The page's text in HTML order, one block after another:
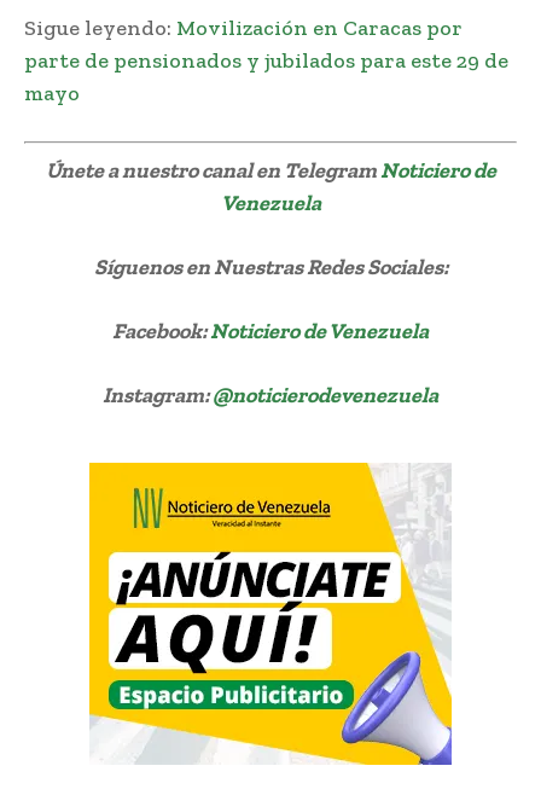
Sigue leyendo: Movilización en Caracas por
parte de pensionados y jubilados para este 29 de
mayo
Únete a nuestro canal en TelegramNoticiero de
Venezuela
Síguenosen Nuestras Redes Sociales:
Facebook:Noticiero de Venezuela
Instagram:@noticierodevenezuela